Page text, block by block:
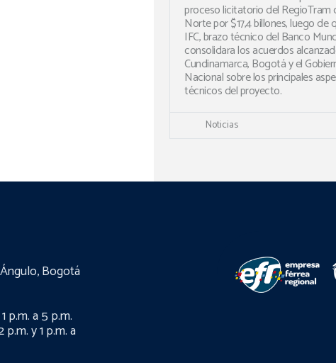
proceso licitatorio del RegioTram
Norte por $17,4 billones, luego de
IFC, brazo técnico del Banco
consolidara los acuerdos
Cundinamarca, Bogotá y el
Nacional sobre los principales
técnicos del proyecto.
Noticias
Bogotá
p.m. a 5 p.m.
y 1 p.m. a